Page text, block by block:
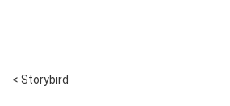
< Storybird